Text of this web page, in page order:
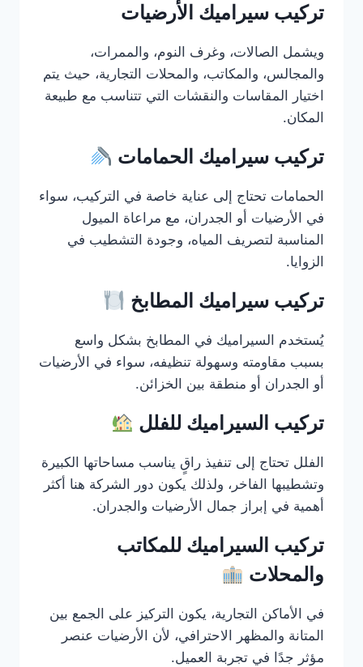
تركيب سيراميك الأرضيات
ويشمل الصالات، وغرف النوم، والممرات،
والمجالس، والمكاتب، والمحلات التجارية، حيث يتم
اختيار المقاسات والنقشات التي تتناسب مع طبيعة
المكان.
تركيب سيراميك الحمامات
الحمامات تحتاج إلى عناية خاصة في التركيب، سواء
في الأرضيات أو الجدران، مع مراعاة الميول
المناسبة لتصريف المياه، وجودة التشطيب في
الزوايا.
تركيب سيراميك المطابخ
يُستخدم السيراميك في المطابخ بشكل واسع
بسبب مقاومته وسهولة تنظيفه، سواء في الأرضيات
أو الجدران أو منطقة بين الخزائن.
تركيب السيراميك للفلل
الفلل تحتاج إلى تنفيذ راقٍ يناسب مساحاتها الكبيرة
وتشطيبها الفاخر، ولذلك يكون دور الشركة هنا أكثر
أهمية في إبراز جمال الأرضيات والجدران.
تركيب السيراميك للمكاتب
والمحلات
في الأماكن التجارية، يكون التركيز على الجمع بين
المتانة والمظهر الاحترافي، لأن الأرضيات عنصر
مؤثر جدًا في تجربة العميل.